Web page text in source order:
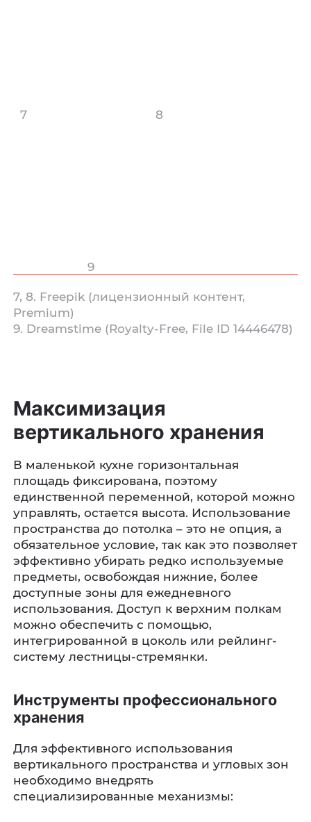
7 8
9
7, 8. Freepik (лицензионный контент,
Premium)
9. Dreamstime (Royalty‑Free, File ID 14446478)
Максимизация
вертикального хранения
В маленькой кухне горизонтальная
площадь фиксирована, поэтому
единственной переменной, которой можно
управлять, остается высота. Использование
пространства до потолка – это не опция, а
обязательное условие, так как это позволяет
эффективно убирать редко используемые
предметы, освобождая нижние, более
доступные зоны для ежедневного
использования. Доступ к верхним полкам
можно обеспечить с помощью,
интегрированной в цоколь или рейлинг-
систему лестницы-стремянки.
Инструменты профессионального
хранения
Для эффективного использования
вертикального пространства и угловых зон
необходимо внедрять
специализированные механизмы: